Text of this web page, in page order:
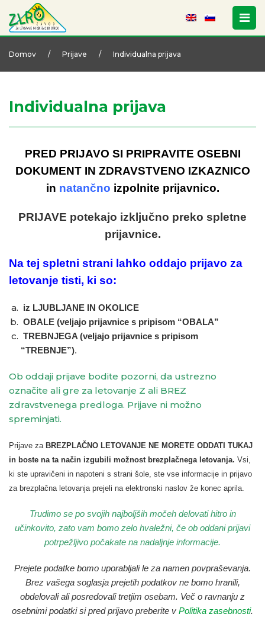
Domov / Prijave / Individualna prijava
Individualna prijava
PRED PRIJAVO SI PRIPRAVITE OSEBNI
DOKUMENT IN ZDRAVSTVENO IZKAZNICO
in natančno izpolnite prijavnico.
PRIJAVE potekajo izključno preko spletne
prijavnice.
Na tej spletni strani lahko oddajo prijavo za
letovanje tisti, ki so:
iz LJUBLJANE IN OKOLICE
OBALE (veljajo prijavnice s pripisom “OBALA”
TREBNJEGA (veljajo prijavnice s pripisom
“TREBNJE”).
Ob oddaji prijave bodite pozorni, da ustrezno
označite ali gre za letovanje Z ali BREZ
zdravstvenega predloga. Prijave ni možno
spreminjati.
Prijave za BREZPLAČNO LETOVANJE NE MORETE ODDATI TUKAJ
in boste na ta način izgubili možnost brezplačnega letovanja. Vsi,
ki ste upravičeni in napoteni s strani šole, ste vse informacije in prijavo
za brezplačna letovanja prejeli na elektronski naslov že konec aprila.
Trudimo se po svojih najboljših močeh delovati hitro in
učinkovito, zato vam bomo zelo hvaležni, če ob oddani prijavi
potrpežljivo počakate na nadaljnje informacije.
Prejete podatke bomo uporabljali le za namen povpraševanja.
Brez vašega soglasja prejetih podatkov ne bomo hranili,
obdelovali ali posredovali tretjim osebam. Več o ravnanju z
osebnimi podatki si pred prijavo preberite v Politika zasebnosti.